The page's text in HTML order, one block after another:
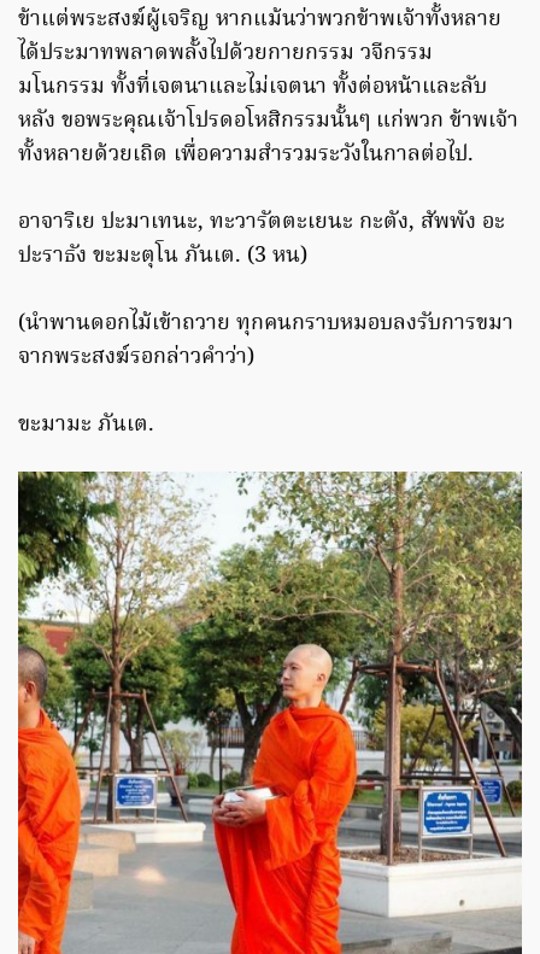
ข้าแต่พระสงฆ์ผู้เจริญ หากแม้นว่าพวกข้าพเจ้าทั้งหลาย
ได้ประมาทพลาดพลั้งไปด้วยกายกรรม วจีกรรม
มโนกรรม ทั้งที่เจตนาและไม่เจตนา ทั้งต่อหน้าและลับ
หลัง ขอพระคุณเจ้าโปรดอโหสิกรรมนั้นๆ แก่พวก ข้าพเจ้า
ทั้งหลายด้วยเถิด เพื่อความสำรวมระวังในกาลต่อไป.
อาจาริเย ปะมาเทนะ, ทะวารัตตะเยนะ กะตัง, สัพพัง อะ
ปะราธัง ขะมะตุโน ภันเต. (3 หน)
(นำพานดอกไม้เข้าถวาย ทุกคนกราบหมอบลงรับการขมา
จากพระสงฆ์รอกล่าวคำว่า)
ขะมามะ ภันเต.